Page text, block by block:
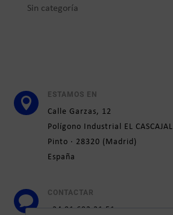
Sin categoría

ESTAMOS EN
Calle Garzas, 12
Polígono Industrial EL CASCAJAL
Pinto · 28320 ( Madrid)
España

CONTACTAR
+34 91 692 31 51